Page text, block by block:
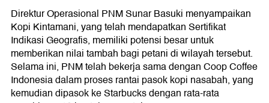
Direktur Operasional PNM Sunar Basuki menyampaikan
Kopi Kintamani, yang telah mendapatkan Sertifikat
Indikasi Geografis, memiliki potensi besar untuk
memberikan nilai tambah bagi petani di wilayah tersebut.
Selama ini, PNM telah bekerja sama dengan Coop Coffee
Indonesia dalam proses rantai pasok kopi nasabah, yang
kemudian dipasok ke Starbucks dengan rata-rata